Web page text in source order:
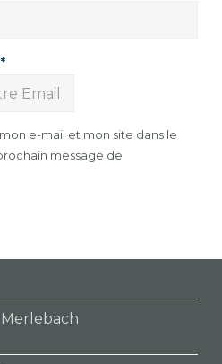
*
e-mail et mon site dans le
message de